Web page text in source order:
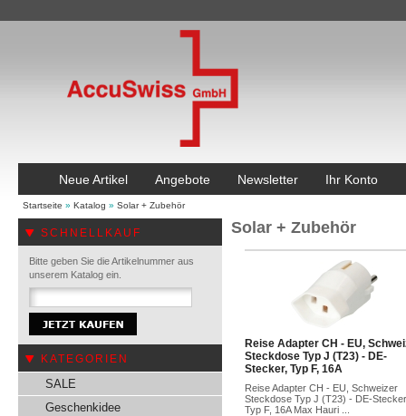
Neue Artikel Angebote Newsletter Ihr Konto
Startseite » Katalog » Solar + Zubehör
SCHNELLKAUF
Bitte geben Sie die Artikelnummer aus
unserem Katalog ein.
KATEGORIEN
SALE
Geschenkidee
Solar + Zubehör
Reise Adapter CH - EU,
Steckdose Typ J (T23) - DE-
Stecker, Typ F, 16A
Reise Adapter CH - EU, Schweizer
Steckdose Typ J (T23) - DE-
Typ F, 16A Max Hauri ...